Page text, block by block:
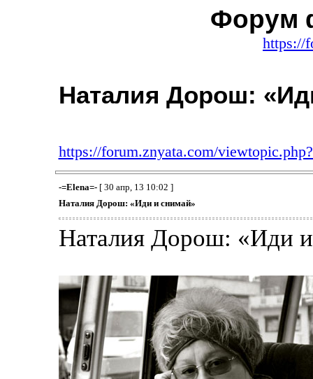
Форум
https://
Наталия Дорош:
https://forum.znyata.com/
-=Elena=-[ 30 апр, 13 10:02 ]
Наталия Дорош: «Иди и снимай»
Наталия Дорош: «Иди